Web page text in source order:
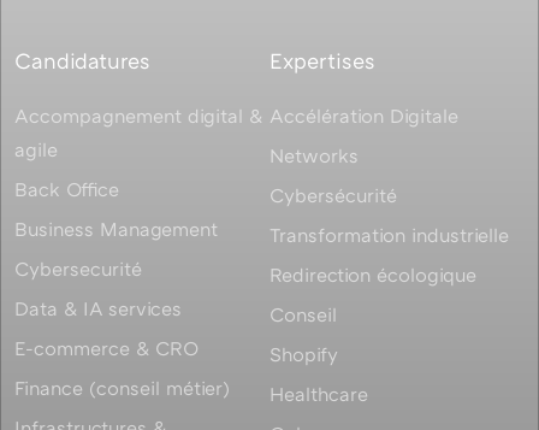
Candidatures
Accompagnement digital &
agile
Back Office
Business Management
Cybersecurité
Data & IA services
E-commerce & CRO
Finance (conseil métier)
Expertises
Accélération Digitale
Networks
Cybersécurité
Transformation industrielle
Redirection écologique
Conseil
Shopify
Healthcare